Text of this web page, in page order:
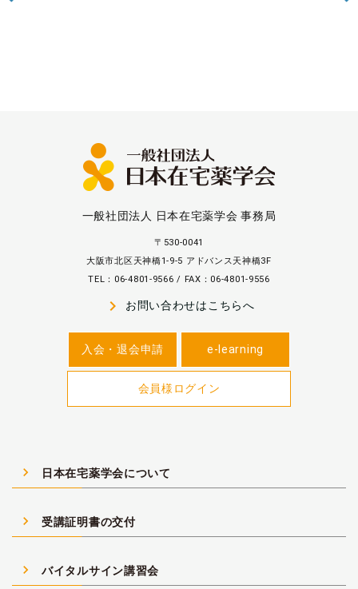
一般社団法人 日本在宅薬学会 事務局
〒530-0041
大阪市北区天神橋1-9-5 アドバンス天神橋3F
TEL：06-4801-9566 / FAX：06-4801-9556
navigate_next お問い合わせはこちらへ
入会・退会申請 e-learning
会員様ログイン
navigate_next 日本在宅薬学会について
navigate_next 受講証明書の交付
navigate_next バイタルサイン講習会